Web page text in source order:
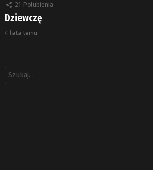
21 Polubienia
Dziewczę
4 lata temu